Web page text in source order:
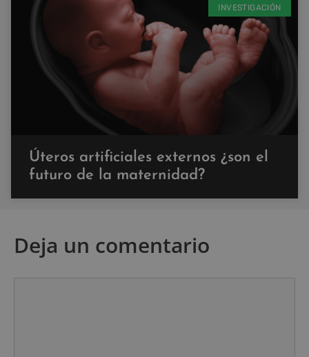
INVESTIGACIÓN
Úteros artificiales externos ¿son el
futuro de la maternidad?
Deja un comentario